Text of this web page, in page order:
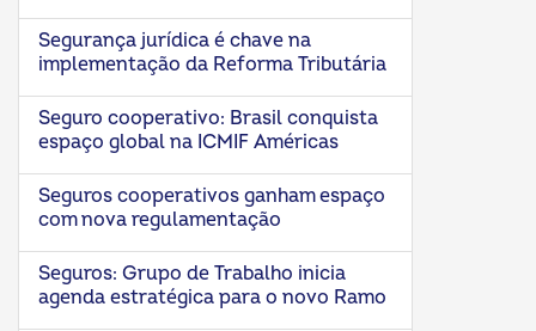
Segurança jurídica é chave na
implementação da Reforma Tributária
Seguro cooperativo: Brasil conquista
espaço global na ICMIF Américas
Seguros cooperativos ganham espaço
com nova regulamentação
Seguros: Grupo de Trabalho inicia
agenda estratégica para o novo Ramo